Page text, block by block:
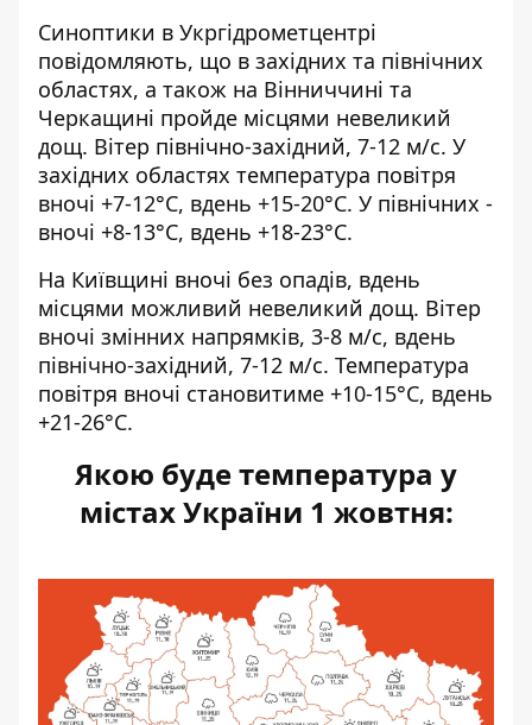
Синоптики в Укргідрометцентрі
повідомляють, що в західних та північних
областях, а також на Вінниччині та
Черкащині пройде місцями невеликий
дощ. Вітер північно-західний, 7-12 м/с. У
західних областях температура повітря
вночі +7-12°С, вдень +15-20°С. У північних -
вночі +8-13°С, вдень +18-23°С.
На Київщині вночі без опадів, вдень
місцями можливий невеликий дощ. Вітер
вночі змінних напрямків, 3-8 м/с, вдень
північно-західний, 7-12 м/с. Температура
повітря вночі становитиме +10-15°С, вдень
+21-26°С.
Якою буде температура у
містах України 1 жовтня: